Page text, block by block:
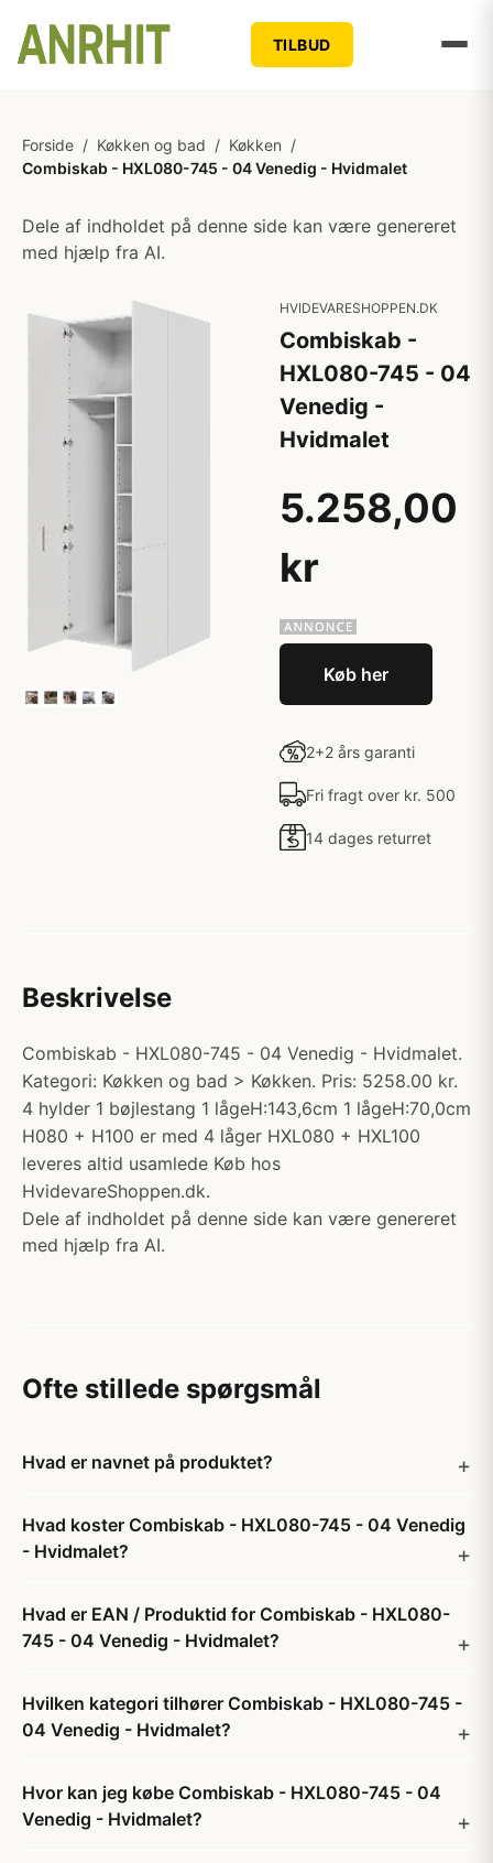
TILBUD
Forside / Køkken og bad / Køkken /
Combiskab - HXL080-745 - 04 Venedig - Hvidmalet
Dele af indholdet på denne side kan være genereret
med hjælp fra AI.
HVIDEVARESHOPPEN.DK
Combiskab -
HXL080-745 - 04
Venedig -
Hvidmalet
5.258,00
kr
Køb her
2+2 års garanti
Fri fragt over kr. 500
14 dages returret
Beskrivelse
Combiskab - HXL080-745 - 04 Venedig - Hvidmalet.
Kategori: Køkken og bad > Køkken. Pris: 5258.00 kr.
4 hylder 1 bøjlestang 1 lågeH:143,6cm 1 lågeH:70,0cm
H080 + H100 er med 4 låger HXL080 + HXL100
leveres altid usamlede Køb hos
HvidevareShoppen.dk.
Dele af indholdet på denne side kan være genereret
med hjælp fra AI.
Ofte stillede spørgsmål
Hvad er navnet på produktet?
Hvad koster Combiskab - HXL080-745 - 04 Venedig
- Hvidmalet?
Hvad er EAN / Produktid for Combiskab - HXL080-
745 - 04 Venedig - Hvidmalet?
Hvilken kategori tilhører Combiskab - HXL080-745 -
04 Venedig - Hvidmalet?
Hvor kan jeg købe Combiskab - HXL080-745 - 04
Venedig - Hvidmalet?